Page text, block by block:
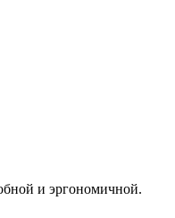
и эргономичной.